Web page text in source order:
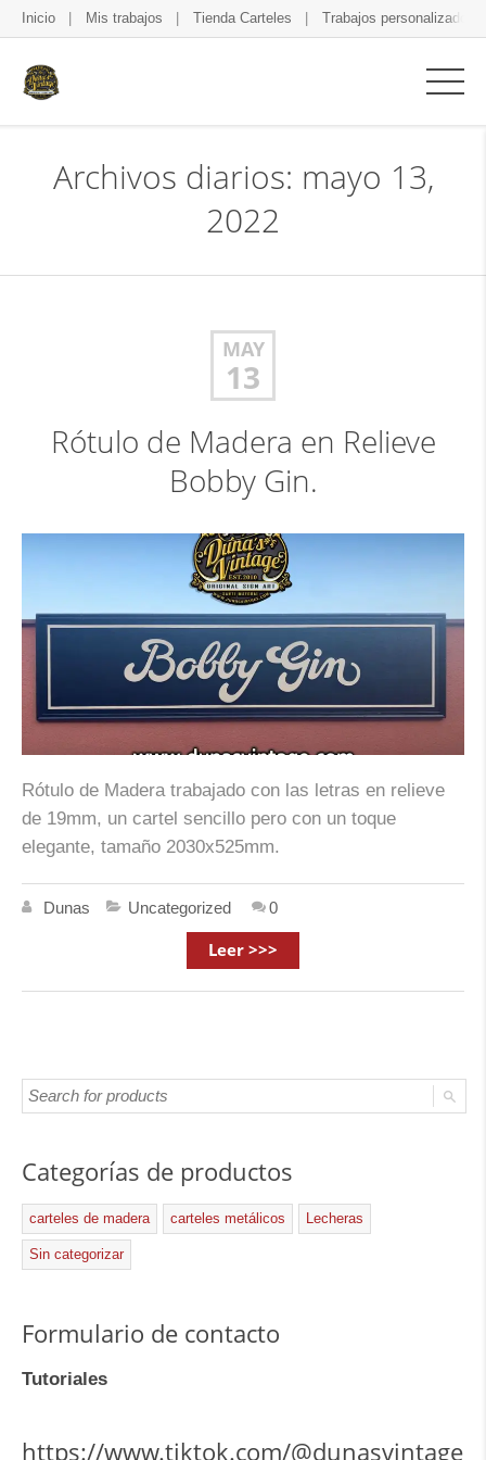
Inicio Mis trabajos Tienda Carteles Trabajos personalizados
Archivos diarios: mayo 13,
2022
MAY
13
Rótulo de Madera en Relieve
Bobby Gin.
Rótulo de Madera trabajado con las letras en relieve
de 19mm, un cartel sencillo pero con un toque
elegante, tamaño 2030x525mm.
Dunas Uncategorized 0
Leer >>>
Categorías de productos
carteles de madera carteles metálicos Lecheras
Sin categorizar
Formulario de contacto
Tutoriales
https://www.tiktok.com/@dunasvintage